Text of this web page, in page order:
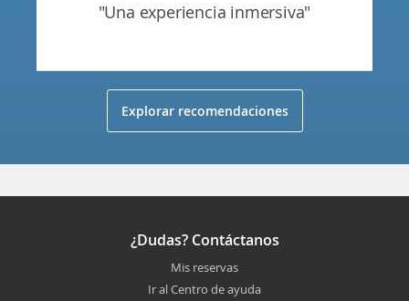
"una experiencia inmersiva"
Explorar recomendaciones
¿Dudas? Contáctanos
Mis reservas
Ir al Centro de ayuda